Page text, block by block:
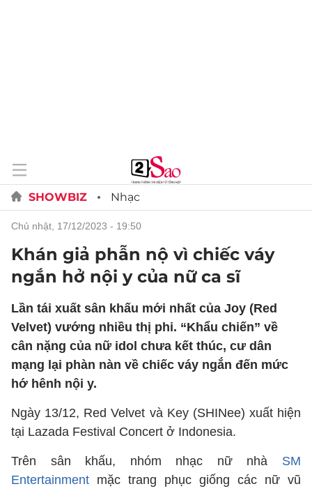
SHOWBIZ Nhạc
chủ nhật, 17/12/2023 - 19:50
Khán giả phẫn nộ vì chiếc váy
ngắn hở nội y của nữ ca sĩ
Lần tái xuất sân khấu mới nhất của Joy (Red
Velvet) vướng nhiều thị phi. “Khẩu chiến” về
cân nặng của nữ idol chưa kết thúc, cư dân
mạng lại phàn nàn về chiếc váy ngắn đến mức
hớ hênh nội y.
Ngày 13/12, Red Velvet và Key (SHINee) xuất hiện
tại Lazada Festival Concert ở Indonesia.
Trên sân khấu, nhóm nhạc nữ nhà SM
Entertainment mặc trang phục giống các nữ vũ